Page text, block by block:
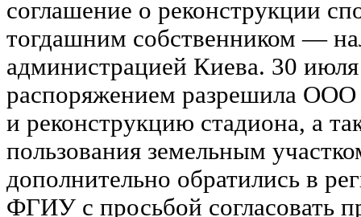
соглашение о реконструкции
тогдашним собственником —
администрацией Киева. 30
распоряжением разрешила ООО
и реконструкцию стадиона, а
пользования земельным
дополнительно обратились в
ФГИУ с просьбой согласовать